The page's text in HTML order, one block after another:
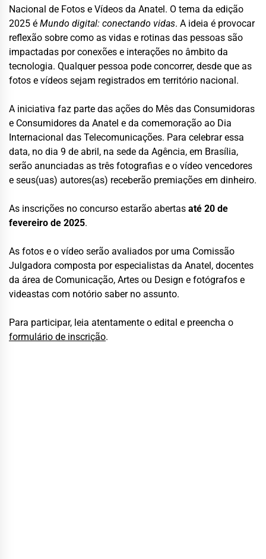
Nacional de Fotos e Vídeos da Anatel. O tema da edição
2025 é Mundo digital: conectando vidas. A ideia é provocar
reflexão sobre como as vidas e rotinas das pessoas são
impactadas por conexões e interações no âmbito da
tecnologia. Qualquer pessoa pode concorrer, desde que as
fotos e vídeos sejam registrados em território nacional.
A iniciativa faz parte das ações do Mês das Consumidoras
e Consumidores da Anatel e da comemoração ao Dia
Internacional das Telecomunicações. Para celebrar essa
data, no dia 9 de abril, na sede da Agência, em Brasília,
serão anunciadas as três fotografias e o vídeo vencedores
e seus(uas) autores(as) receberão premiações em dinheiro.
As inscrições no concurso estarão abertas até 20 de
fevereiro de 2025.
As fotos e o vídeo serão avaliados por uma Comissão
Julgadora composta por especialistas da Anatel, docentes
da área de Comunicação, Artes ou Design e fotógrafos e
videastas com notório saber no assunto.
Para participar, leia atentamente o edital e preencha o
formulário de inscrição.